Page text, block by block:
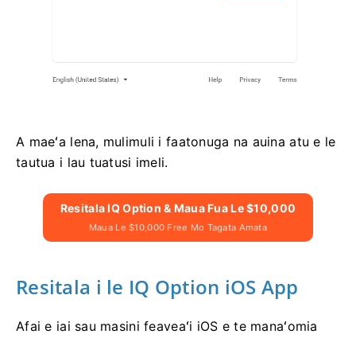
A maeʻa lena, mulimuli i faatonuga na auina atu e le
tautua i lau tuatusi imeli.
Resitala IQ Option & Maua Fua Le $10,000
Maua Le $10,000 Free Mo Tagata Amata
Resitala i le IQ Option iOS App
Afai e iai sau masini feaveaʻi iOS e te manaʻomia